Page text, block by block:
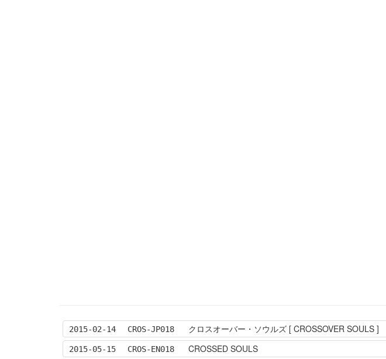
2015-02-14 CROS-JP018 クロスオーバー・ソウルズ [ CROSSOVER SOULS ]
2015-05-15 CROS-EN018 CROSSED SOULS